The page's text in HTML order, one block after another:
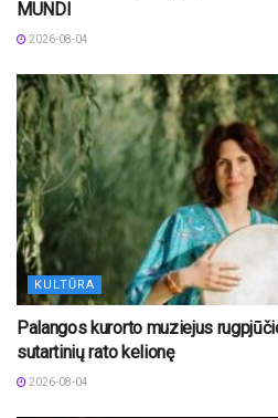
MUNDI
2026-08-04
KULTŪRA
Palangos kurorto muziejus
sutartinių rato kelionę
2026-08-04